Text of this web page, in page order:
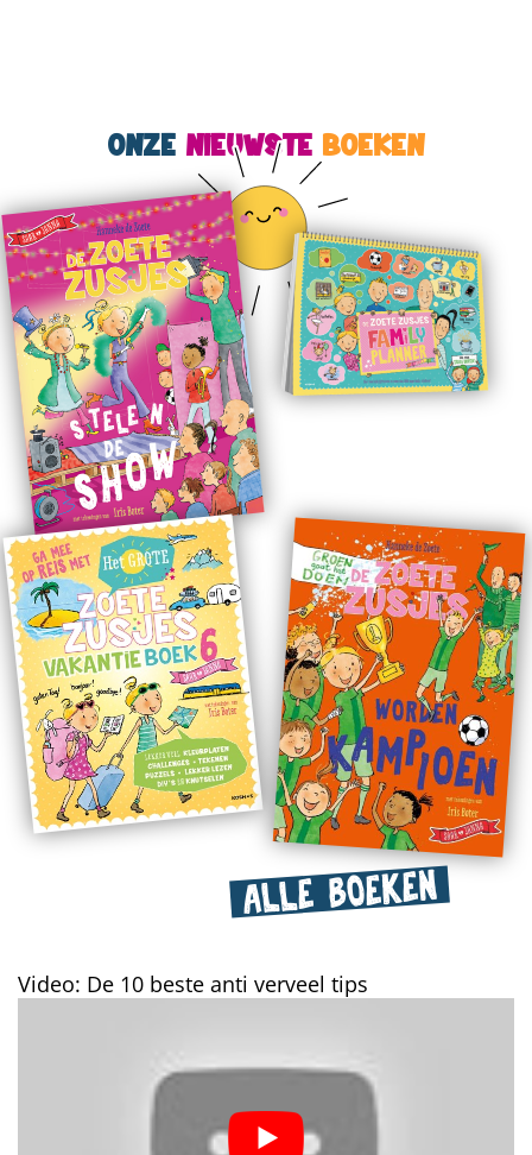
ONZE NIEUWSTE BOEKEN
ALLE BOEKEN
Video: De 10 beste anti verveel tips